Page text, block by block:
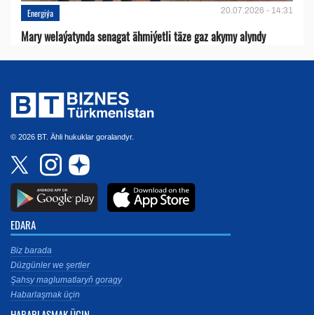
Energiýa 20.07.2026 - 14:31
Mary welaýatynda senagat ähmiýetli täze gaz akymy alyndy
© 2026 BT. Ähli hukuklar goralandyr.
EDARA
Biz barada
Düzgünler we şertler
Şahsy maglumatlaryň goragy
Habarlaşmak üçin